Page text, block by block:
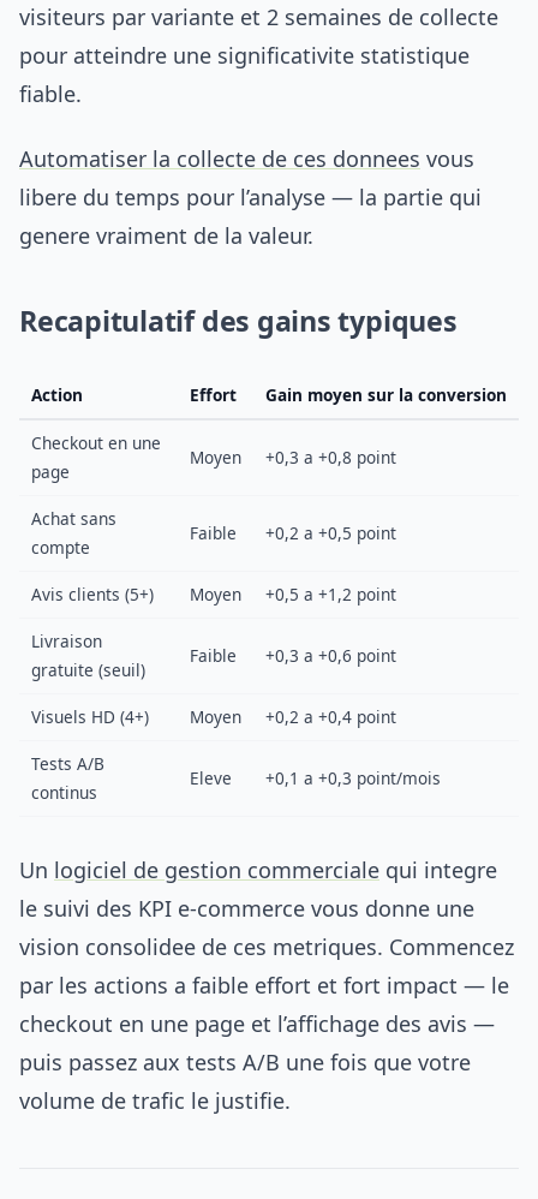
visiteurs par variante et 2 semaines de collecte
pour atteindre une significativite statistique
fiable.
Automatiser la collecte de ces donnees vous
libere du temps pour l’analyse — la partie qui
genere vraiment de la valeur.
Recapitulatif des gains typiques
Action Effort Gain moyen sur la conversion
Checkout en une
page
Moyen +0,3 a +0,8 point
Achat sans
compte
Faible +0,2 a +0,5 point
Avis clients (5+) Moyen +0,5 a +1,2 point
Livraison
gratuite (seuil)
Faible +0,3 a +0,6 point
Visuels HD (4+) Moyen +0,2 a +0,4 point
Tests A/B
continus
Eleve +0,1 a +0,3 point/mois
Un logiciel de gestion commerciale qui integre
le suivi des KPI e-commerce vous donne une
vision consolidee de ces metriques. Commencez
par les actions a faible effort et fort impact — le
checkout en une page et l’affichage des avis —
puis passez aux tests A/B une fois que votre
volume de trafic le justifie.